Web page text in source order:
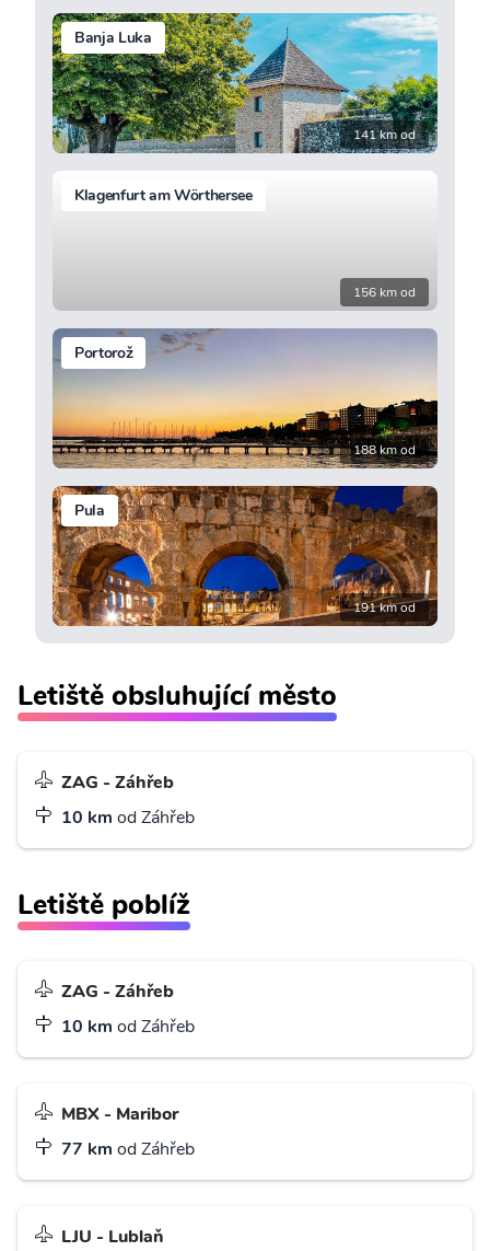
Banja Luka
141 km od
Klagenfurt am Wörthersee
156 km od
Portorož
188 km od
Pula
191 km od
Letiště obsluhující město
ZAG - Záhřeb
10 km od Záhřeb
Letiště poblíž
ZAG - Záhřeb
10 km od Záhřeb
MBX - Maribor
77 km od Záhřeb
LJU - Lublaň